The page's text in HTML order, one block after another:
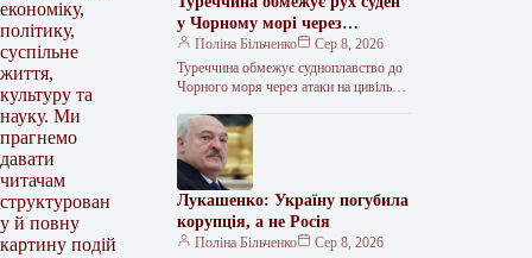
економіку,
політику,
суспільне
життя,
культуру та
науку. Ми
прагнемо
давати
читачам
структурован
у й повну
картину подій
у Чорному морі через
зростання атак
Поліна Більченко
Сер 8, 2026
Туреччина обмежує судноплавство до
Чорного моря через атаки на цивільні
обмеження на комерційне
судноплавство до Чорного моря,…
Лукашенко: Україну погубила
корупція, а не Росія
Поліна Більченко
Сер 8, 2026